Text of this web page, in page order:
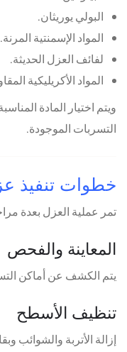
البولي يوريثان.
المواد الإسمنتية المرنة.
لفائف العزل الحديثة.
المواد الأكريليكية
ويتم اختيار المادة
التسربات الموجودة.
خطوات تنفيذ
تمر عملية العزل بعدة
المعاينة والفحص
يتم الكشف عن أماكن
تنظيف الأسطح
إزالة الأتربة والشوائب